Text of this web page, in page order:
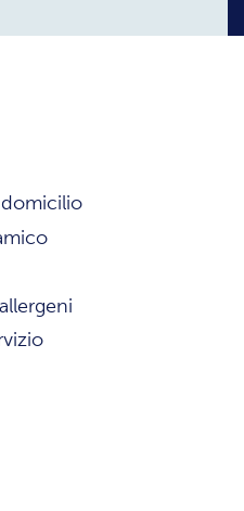
domicilio